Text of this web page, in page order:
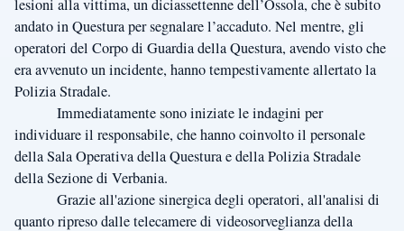
lesioni alla vittima, un diciassettenne dell’Ossola, che è subito
andato in Questura per segnalare l’accaduto. Nel mentre, gli
operatori del Corpo di Guardia della Questura, avendo visto che
era avvenuto un incidente, hanno tempestivamente allertato la
Polizia Stradale.
Immediatamente sono iniziate le indagini per
individuare il responsabile, che hanno coinvolto il personale
della Sala Operativa della Questura e della Polizia Stradale
della Sezione di Verbania.
Grazie all'azione sinergica degli operatori, all'analisi di
quanto ripreso dalle telecamere di videosorveglianza della